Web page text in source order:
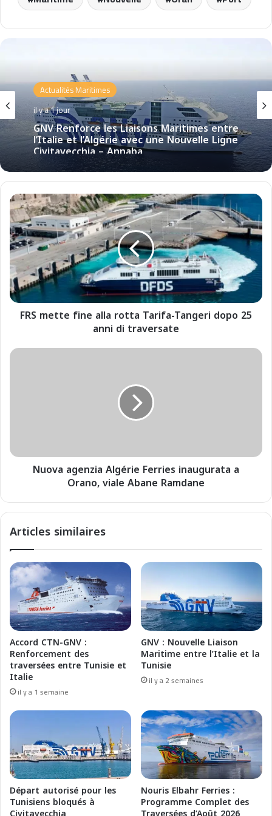
Actualités Maritimes
il y a 1 jour
GNV Renforce les Liaisons Maritimes entre
l’Italie et l’Algérie avec une Nouvelle Ligne
Civitavecchia – Annaba
F
R
S
m
e
t
t
e
f
a
a
i
a
T
a
n
e
r
d
o
p
o
2
5
a
n
n
i
d
i
t
r
FRS mette fine alla rotta Tarifa-Tangeri dopo 25
anni di traversate
N
n
A
g
é
i
e
F
e
r
i
e
s
i
n
a
g
u
r
a
t
a
a
Nuova agenzia Algérie Ferries inaugurata a
Orano, viale Abane Ramdane
Articles similaires
Accord CTN-GNV :
Renforcement des
traversées entre Tunisie et
Italie
il y a 1 semaine
GNV : Nouvelle Liaison
Maritime entre l’Italie et la
Tunisie
il y a 2 semaines
Départ autorisé pour les
Tunisiens bloqués à
Nouris Elbahr Ferries :
Programme Complet des